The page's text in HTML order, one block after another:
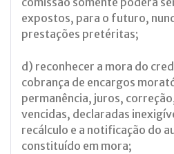
expostos, para o futuro,
prestações pretéritas;
d) reconhecer a mora do
cobrança de encargos
permanência, juros,
vencidas, declaradas
recálculo e a notificação do
constituído em mora;